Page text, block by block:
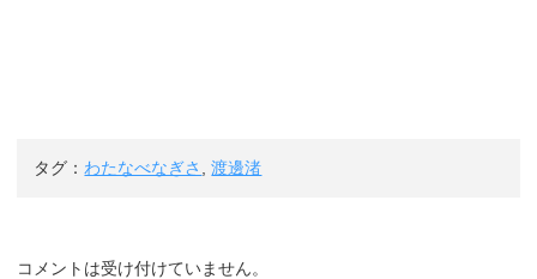
タグ： わたなべなぎさ ,渡邊渚
コメントは受け付けていません。